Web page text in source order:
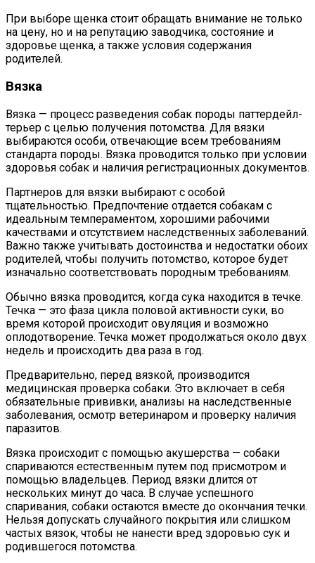
При выборе щенка стоит обращать внимание не только
на цену, но и на репутацию заводчика, состояние и
здоровье щенка, а также условия содержания
родителей.
Вязка
Вязка — процесс разведения собак породы паттердейл-
терьер с целью получения потомства. Для вязки
выбираются особи, отвечающие всем требованиям
стандарта породы. Вязка проводится только при условии
здоровья собак и наличия регистрационных документов.
Партнеров для вязки выбирают с особой
тщательностью. Предпочтение отдается собакам с
идеальным темпераментом, хорошими рабочими
качествами и отсутствием наследственных заболеваний.
Важно также учитывать достоинства и недостатки обоих
родителей, чтобы получить потомство, которое будет
изначально соответствовать породным требованиям.
Обычно вязка проводится, когда сука находится в течке.
Течка — это фаза цикла половой активности суки, во
время которой происходит овуляция и возможно
оплодотворение. Течка может продолжаться около двух
недель и происходить два раза в год.
Предварительно, перед вязкой, производится
медицинская проверка собаки. Это включает в себя
обязательные прививки, анализы на наследственные
заболевания, осмотр ветеринаром и проверку наличия
паразитов.
Вязка происходит с помощью акушерства — собаки
спариваются естественным путем под присмотром и
помощью владельцев. Период вязки длится от
нескольких минут до часа. В случае успешного
спаривания, собаки остаются вместе до окончания течки.
Нельзя допускать случайного покрытия или слишком
частых вязок, чтобы не нанести вред здоровью сук и
родившегося потомства.